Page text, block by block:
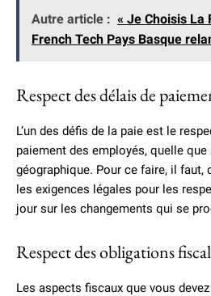
Autre article : « Je Choisis La
French Tech Pays Basque
Respect des délais de
L’un des défis de la paie est le
paiement des employés, quelle
géographique. Pour ce faire, il faut,
les exigences légales pour les
jour sur les changements qui se
Respect des obligations
Les aspects fiscaux que vous